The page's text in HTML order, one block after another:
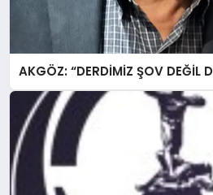
AKGÖZ: “DERDİMİZ ŞOV DEĞİL